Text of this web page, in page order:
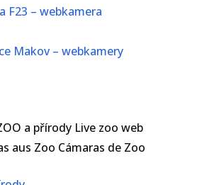
F23 – webkamera
Makov – webkamery
a přírody Live zoo web
aus Zoo Cámaras de Zoo